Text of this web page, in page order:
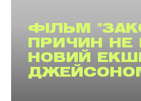
ФІЛЬМ
ПРИЧИН НЕ
НОВИЙ